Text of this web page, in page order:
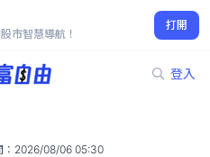
市智慧導航！
打開
登入
2026/08/06 05:30